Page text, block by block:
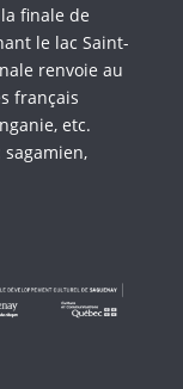
finale de
le lac Saint-
renvoie au
français
etc.